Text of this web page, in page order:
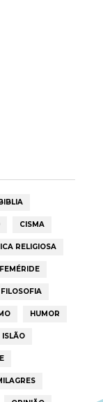
CISMA
RELIGIOSA
FILOSOFIA
HUMOR
ISLÃO